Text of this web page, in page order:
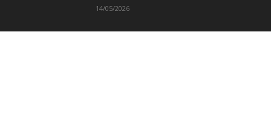
14/05/2026